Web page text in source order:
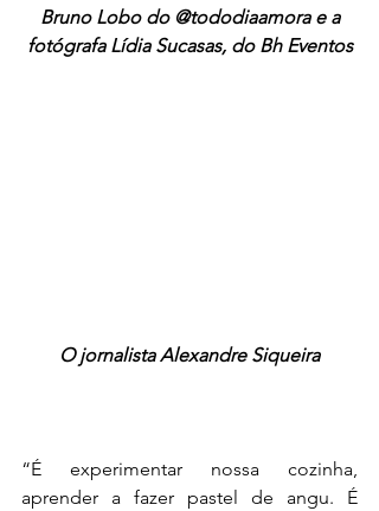
fotógrafa Lídia Sucasas, do Bh Eventos
O jornalista Alexandre Siqueira
“É experimentar nossa cozinha,
aprender a fazer pastel de angu. É